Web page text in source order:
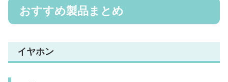
おすすめ製品まとめ
イヤホン